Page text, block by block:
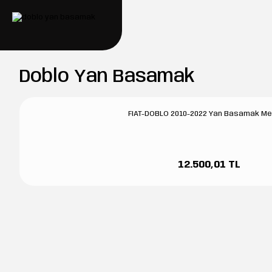
Doblo Yan Basamak
FIAT-DOBLO 2010-2022 Yan Basamak
12.500,01 TL